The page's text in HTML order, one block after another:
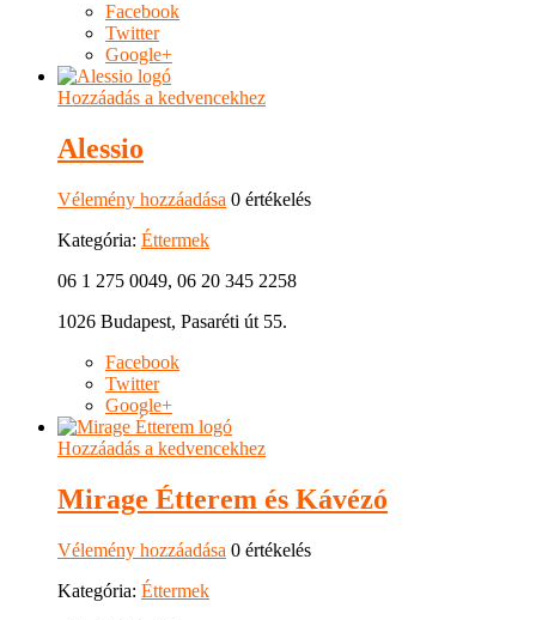
Facebook
Twitter
Google+
Hozzáadás a kedvencekhez
Alessio
Vélemény hozzáadása 0 értékelés
Kategória: Éttermek
06 1 275 0049, 06 20 345 2258
1026 Budapest, Pasaréti út 55.
Facebook
Twitter
Google+
Hozzáadás a kedvencekhez
Mirage Étterem és Kávézó
Vélemény hozzáadása 0 értékelés
Kategória: Éttermek